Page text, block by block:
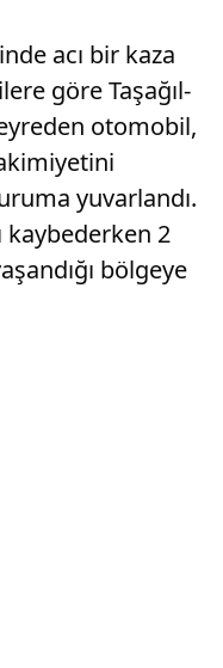
acı bir kaza
göre Taşağıl-
otomobil,
yuvarlandı.
kaybederken 2
bölgeye